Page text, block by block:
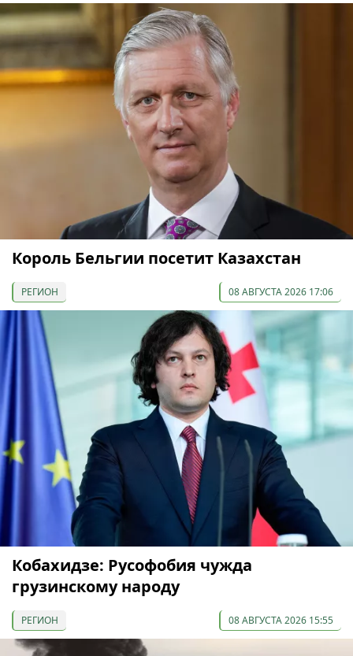
Король Бельгии посетит Казахстан
РЕГИОН 08 АВГУСТА 2026 17:06
Кобахидзе: Русофобия чужда
грузинскому народу
РЕГИОН 08 АВГУСТА 2026 15:55